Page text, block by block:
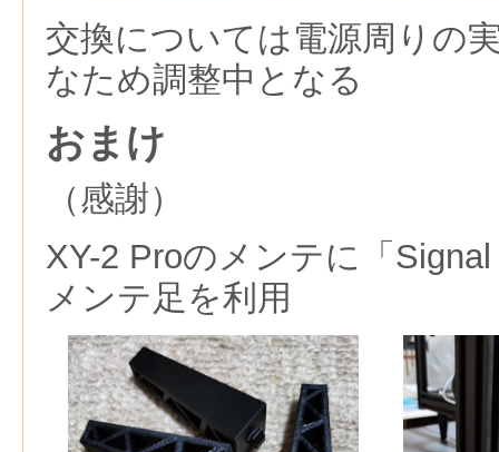
交換については電源周りの
なため調整中となる
おまけ
（感謝）
XY-2 Proのメンテに「
メンテ足を利用